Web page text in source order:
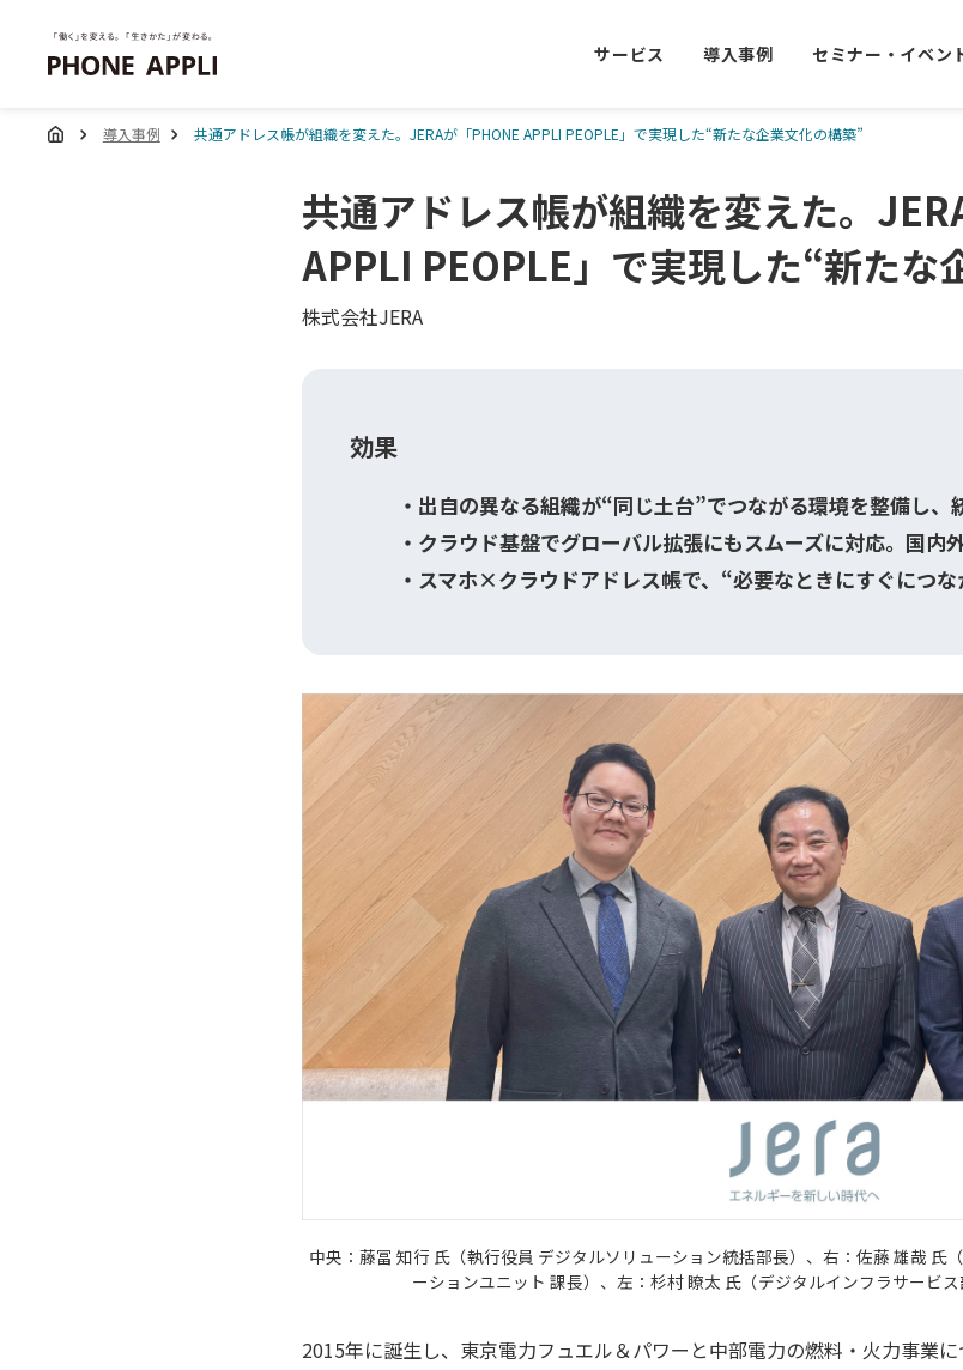
サービス 導入事例 セミナー・イベン
導入事例 共通アドレス帳が組織を変えた。JERAが「PHONE APPLI PEOPLE」で実現した“新たな企業文化の構築”
共通アドレス帳が組織を変えた。
APPLI PEOPLE」で実現した“新たな
株式会社JERA
効果
出自の異なる組織が“同じ土台”でつながる環境を整備し、
クラウド基盤でグローバル拡張にもスムーズに対応。国内
スマホ×クラウドアドレス帳で、“必要なときにすぐにつ
中央：藤冨 知行 氏（執行役員 デジタルソリューション統括部長）、右：佐藤 雄哉 氏
ーションユニット 課長）、左：杉村 瞭太 氏（デジタルインフラサービス
2015年に誕生し、東京電力フュエル＆パワーと中部電力の燃料・火力事業